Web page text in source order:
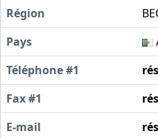
Région
Pays
Téléphone #1
Fax #1
E-mail